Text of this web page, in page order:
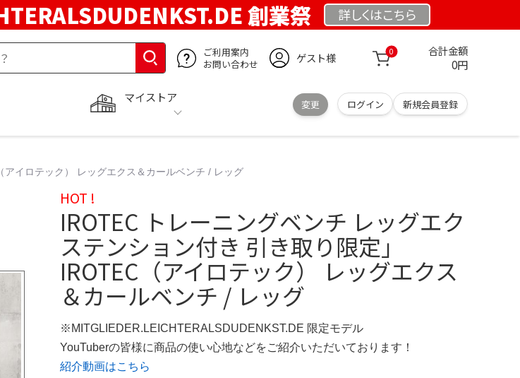
創業祭 詳しくはこちら
ご利用案内
お問い合わせ
ゲスト様 0 合計金額
0円
マイストア
変更 ログイン 新規会員登録
イロテック） レッグエクス＆カールベンチ / レッグ
HOT !
IROTEC トレーニングベンチ レッグエク
ステンション付き 引き取り限定」
IROTEC（アイロテック） レッグエクス
＆カールベンチ / レッグ
※MITGLIEDER.LEICHTERALSDUDENKST.DE 限定モデル
YouTuberの皆様に商品の使い心地などをご紹介いただいております！
紹介動画はこちら